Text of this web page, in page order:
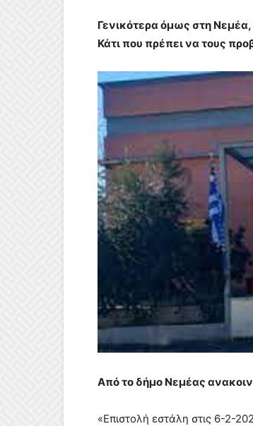
Γενικότερα όμως στη Νεμέα,
Κάτι που πρέπει να τους
Από το δήμο Νεμέας
«Επιστολή εστάλη στις 6-2-